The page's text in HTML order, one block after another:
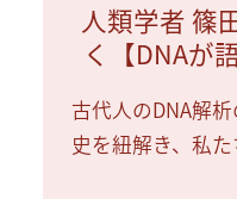
人類学者 篠
く【DNAが
古代人のDNA解
史を紐解き、私た